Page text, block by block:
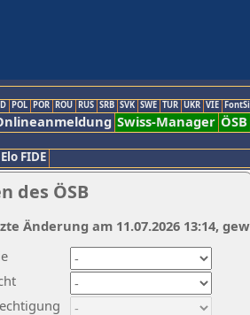
POL POR ROU RUS SRB SVK SWE TUR UKR VIE
Swiss-Manager ÖSB
Elo FIDE
des ÖSB
Änderung am 11.07.2026 13:14,